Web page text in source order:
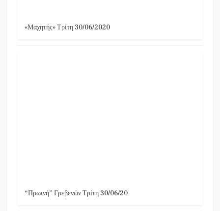
«Μαχητής» Τρίτη 30/06/2020
“Πρωινή” Γρεβενών Τρίτη 30/06/20